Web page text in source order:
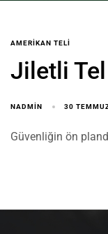
AMERIKAN TELI
Jiletli
NADMIN 30
Güvenliğin ön